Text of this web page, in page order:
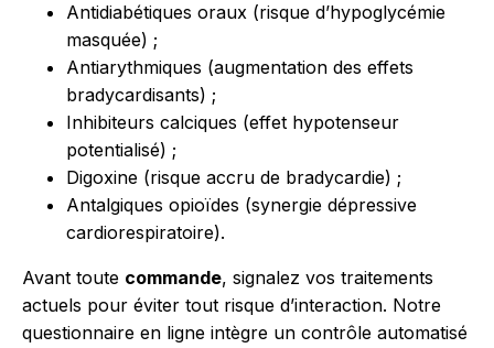
Antidiabétiques oraux (risque d’hypoglycémie
masquée) ;
Antiarythmiques (augmentation des effets
bradycardisants) ;
Inhibiteurs calciques (effet hypotenseur
potentialisé) ;
Digoxine (risque accru de bradycardie) ;
Antalgiques opioïdes (synergie dépressive
cardiorespiratoire).
Avant toute commande, signalez vos traitements
actuels pour éviter tout risque d’interaction. Notre
questionnaire en ligne intègre un contrôle automatisé